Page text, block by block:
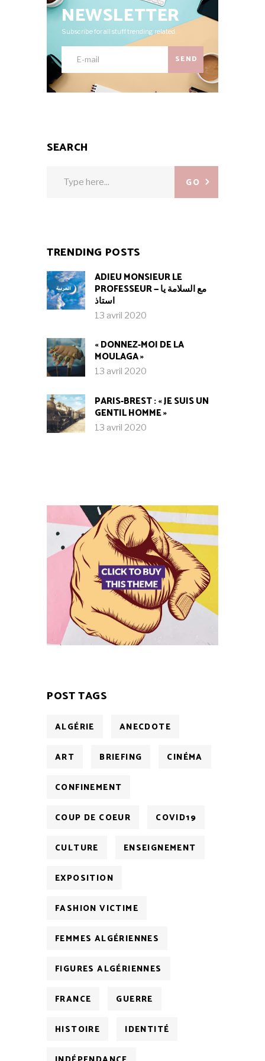
NEWSLETTER
Subscribe for all stuff trending related.
SEND
SEARCH
GO
TRENDING POSTS
ADIEU MONSIEUR LE
PROFESSEUR — مع السلامة يا
استاذ
13 avril 2020
« DONNEZ-MOI DE LA
MOULAGA »
13 avril 2020
PARIS-BREST : « JE SUIS UN
GENTIL HOMME »
13 avril 2020
POST TAGS
ALGÉRIE ANECDOTE
ART BRIEFING CINÉMA
CONFINEMENT
COUP DE COEUR COVID19
CULTURE ENSEIGNEMENT
EXPOSITION
FASHION VICTIME
FEMMES ALGÉRIENNES
FIGURES ALGÉRIENNES
FRANCE GUERRE
HISTOIRE IDENTITÉ